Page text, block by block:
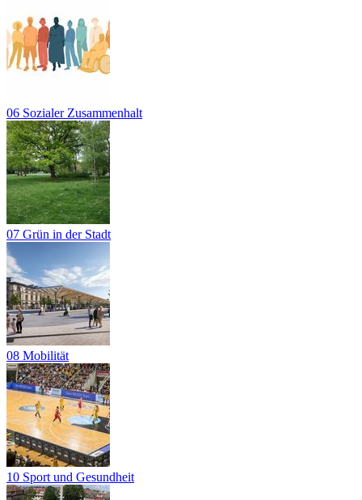
06 Sozialer Zusammenhalt
07 Grün in der Stadt
08 Mobilität
10 Sport und Gesundheit